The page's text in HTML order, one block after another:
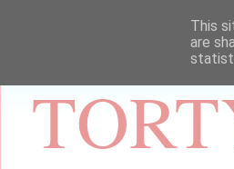
This
are